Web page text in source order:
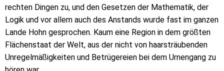
rechten Dingen zu, und den Gesetzen der Mathematik, der
Logik und vor allem auch des Anstands wurde fast im ganzen
Lande Hohn gesprochen. Kaum eine Region in dem größten
Flächenstaat der Welt, aus der nicht von haarsträubenden
Unregelmäßigkeiten und Betrügereien bei dem Urnengang zu